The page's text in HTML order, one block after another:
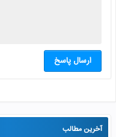
ارسال پاسخ
آخرین مطالب